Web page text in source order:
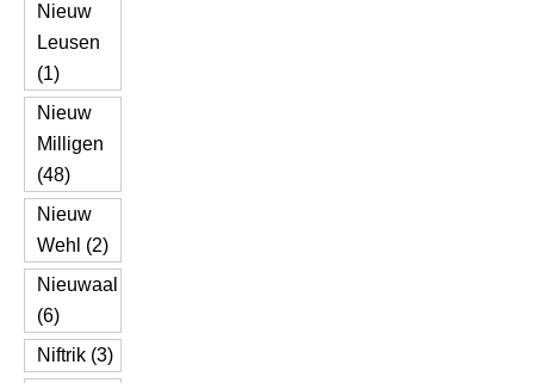
Nieuw
Leusen
(1)
Nieuw
Milligen
(48)
Nieuw
Wehl (2)
Nieuwaal
(6)
Niftrik (3)